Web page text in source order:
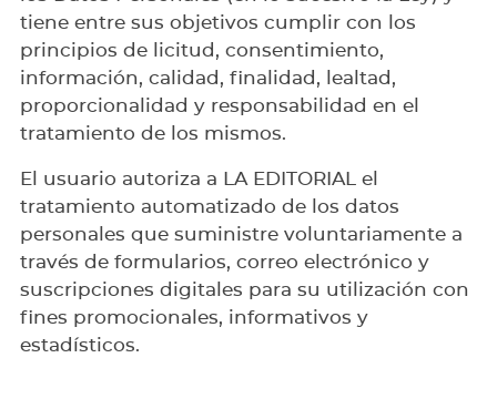
tiene entre sus objetivos cumplir con los
principios de licitud, consentimiento,
información, calidad, finalidad, lealtad,
proporcionalidad y responsabilidad en el
tratamiento de los mismos.
El usuario autoriza a LA EDITORIAL el
tratamiento automatizado de los datos
personales que suministre voluntariamente a
través de formularios, correo electrónico y
suscripciones digitales para su utilización con
fines promocionales, informativos y
estadísticos.